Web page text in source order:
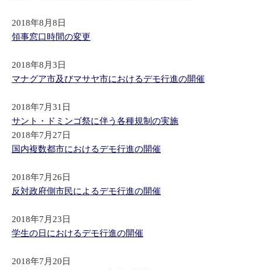
2018年8月8日
領事窓口時間の変更
2018年8月3日
マナグア市及びマサヤ市におけるデモ行進の開催
2018年7月31日
サント・ドミンゴ祭に伴う各種規制の実施
2018年7月27日
国内複数都市におけるデモ行進の開催
2018年7月26日
反対政府側市民によるデモ行進の開催
2018年7月23日
学生の日におけるデモ行進の開催
2018年7月20日